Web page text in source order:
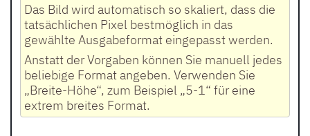
Das Bild wird automatisch so skaliert, dass die
tatsächlichen Pixel bestmöglich in das
gewählte Ausgabeformat eingepasst werden.
Anstatt der Vorgaben können Sie manuell jedes
beliebige Format angeben. Verwenden Sie
„Breite-Höhe“, zum Beispiel „5-1“ für eine
extrem breites Format.